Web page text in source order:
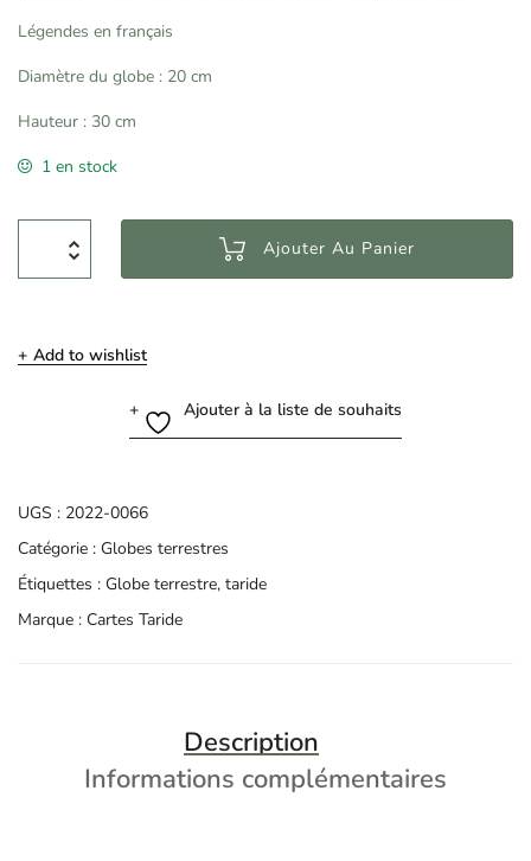
Légendes en français
Diamètre du globe : 20 cm
Hauteur : 30 cm
1 en stock
Ajouter Au Panier
Add to wishlist
Ajouter à la liste de souhaits
UGS : 2022-0066
Catégorie : Globes terrestres
Étiquettes : Globe terrestre, taride
Marque : Cartes Taride
Description
Informations complémentaires